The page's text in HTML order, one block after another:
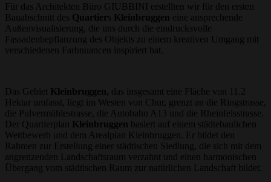
Für das Architekten Büro GIUBBINI erstellten wir für den ersten
Bauabschnitt des Quartiers Kleinbruggen eine ansprechende
Außenvisualisierung, die uns durch die eindrucksvolle
Fassadenbepflanzung des Objekts zu einem kreativen Umgang mit
verschiedenen Farbnuancen inspiriert hat.
Das Gebiet Kleinbruggen, das insgesamt eine Fläche von 11.2
Hektar umfasst, liegt im Westen von Chur, grenzt an die Ringstrasse,
die Pulvermühlestrasse, die Autobahn A13 und die Rheinfelsstrasse.
Der Quartierplan Kleinbruggen basiert auf einem städtebaulichen
Wettbewerb und dem Arealplan Kleinbruggen. Er bildet den
Rahmen zur Erstellung einer städtischen Siedlung, die sich mit dem
angrenzenden Landschaftsraum verzahnt und einen harmonischen
Übergang vom städtischen Raum zur natürlichen Landschaft bildet.